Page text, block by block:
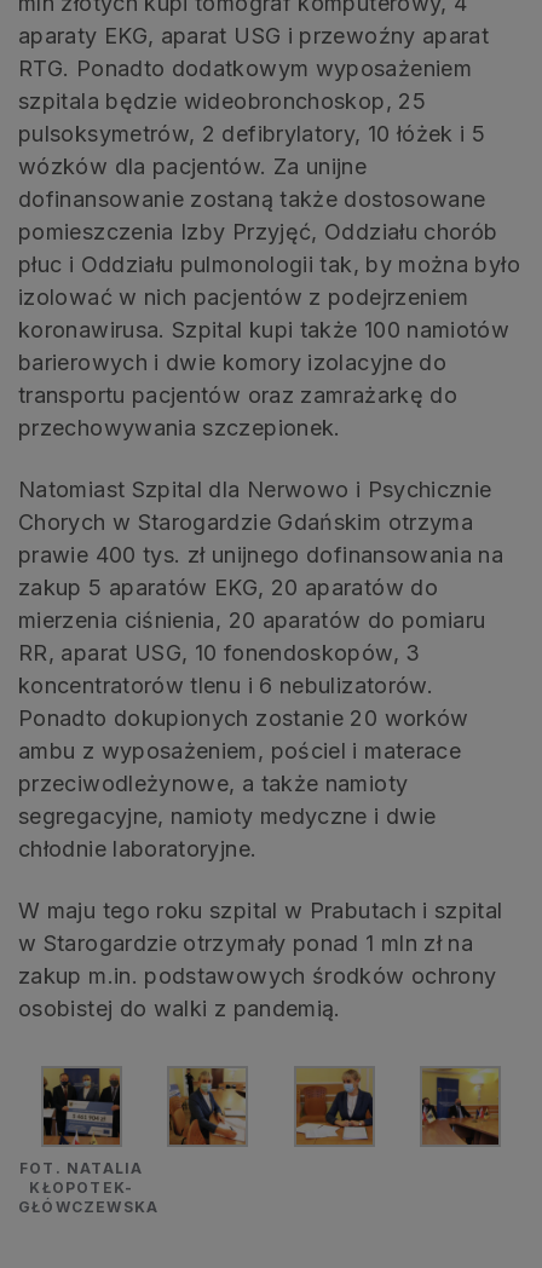
aparaty EKG, aparat USG i przewoźny aparat
RTG. Ponadto dodatkowym wyposażeniem
szpitala będzie wideobronchoskop, 25
pulsoksymetrów, 2 defibrylatory, 10 łóżek i 5
wózków dla pacjentów. Za unijne
dofinansowanie zostaną także dostosowane
pomieszczenia Izby Przyjęć, Oddziału chorób
płuc i Oddziału pulmonologii tak, by można było
izolować w nich pacjentów z podejrzeniem
koronawirusa. Szpital kupi także 100 namiotów
barierowych i dwie komory izolacyjne do
transportu pacjentów oraz zamrażarkę do
przechowywania szczepionek.
Natomiast Szpital dla Nerwowo i Psychicznie
Chorych w Starogardzie Gdańskim otrzyma
prawie 400 tys. zł unijnego dofinansowania na
zakup 5 aparatów EKG, 20 aparatów do
mierzenia ciśnienia, 20 aparatów do pomiaru
RR, aparat USG, 10 fonendoskopów, 3
koncentratorów tlenu i 6 nebulizatorów.
Ponadto dokupionych zostanie 20 worków
ambu z wyposażeniem, pościel i materace
przeciwodleżynowe, a także namioty
segregacyjne, namioty medyczne i dwie
chłodnie laboratoryjne.
W maju tego roku szpital w Prabutach i szpital
w Starogardzie otrzymały ponad 1 mln zł na
zakup m.in. podstawowych środków ochrony
osobistej do walki z pandemią.
FOT. NATALIA
KŁOPOTEK-
GŁÓWCZEWSKA